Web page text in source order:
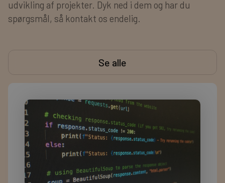
udvikling af projekter. Dyk ned i dem og har du
spørgsmål, så kontakt os endelig.
Se alle